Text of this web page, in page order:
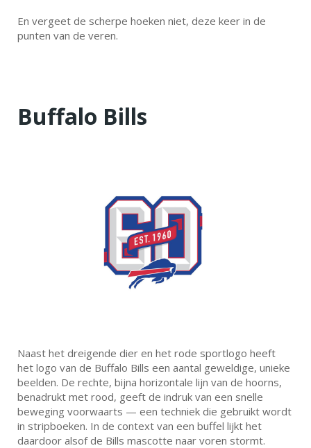
En vergeet de scherpe hoeken niet, deze keer in de
punten van de veren.
Buffalo Bills
Naast het dreigende dier en het rode sportlogo heeft
het logo van de Buffalo Bills een aantal geweldige, unieke
beelden. De rechte, bijna horizontale lijn van de hoorns,
benadrukt met rood, geeft de indruk van een snelle
beweging voorwaarts — een techniek die gebruikt wordt
in stripboeken. In de context van een buffel lijkt het
daardoor alsof de Bills mascotte naar voren stormt.